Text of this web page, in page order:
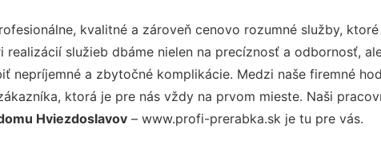
kvalitné a zároveň cenovo rozumné služby,
služieb dbáme nielen na precíznosť a odbornosť,
nepríjemné a zbytočné komplikácie. Medzi naše firemné
ktorá je pre nás vždy na prvom mieste. Naši
Hviezdoslavov – www.profi-prerabka.sk je tu pre vás.